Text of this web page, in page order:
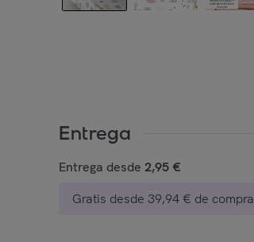
Entrega
Entrega desde 2,95 €
Gratis desde 39,94 € de compra